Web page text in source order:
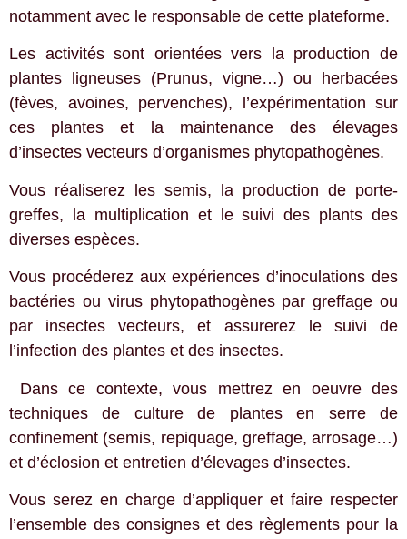
notamment avec le responsable de cette plateforme.
Les activités sont orientées vers la production de
plantes ligneuses (Prunus, vigne…) ou herbacées
(fèves, avoines, pervenches), l’expérimentation sur
ces plantes et la maintenance des élevages
d’insectes vecteurs d’organismes phytopathogènes.
Vous réaliserez les semis, la production de porte-
greffes, la multiplication et le suivi des plants des
diverses espèces.
Vous procéderez aux expériences d’inoculations des
bactéries ou virus phytopathogènes par greffage ou
par insectes vecteurs, et assurerez le suivi de
l’infection des plantes et des insectes.
Dans ce contexte, vous mettrez en oeuvre des
techniques de culture de plantes en serre de
confinement (semis, repiquage, greffage, arrosage…)
et d’éclosion et entretien d’élevages d’insectes.
Vous serez en charge d’appliquer et faire respecter
l’ensemble des consignes et des règlements pour la